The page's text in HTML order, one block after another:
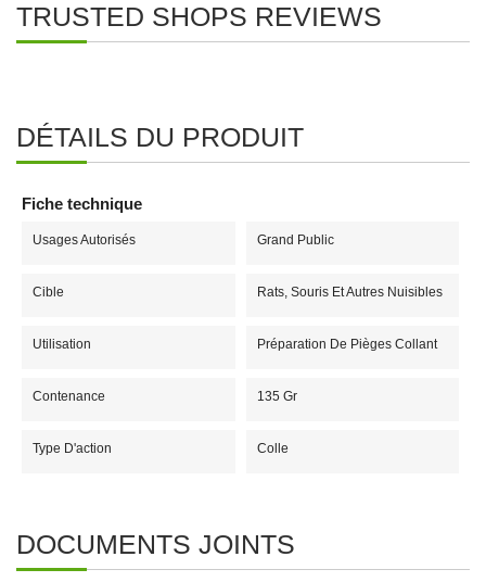
TRUSTED SHOPS REVIEWS
DÉTAILS DU PRODUIT
Fiche technique
Usages Autorisés Grand Public
Cible Rats, Souris Et Autres Nuisibles
Utilisation Préparation De Pièges Collant
Contenance 135 Gr
Type D'action Colle
DOCUMENTS JOINTS